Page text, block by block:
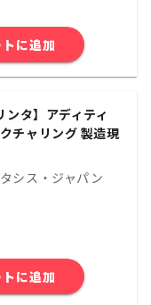
に追加
ンタ】アディティ
チャリング 製造現
シス・ジャパン
に追加